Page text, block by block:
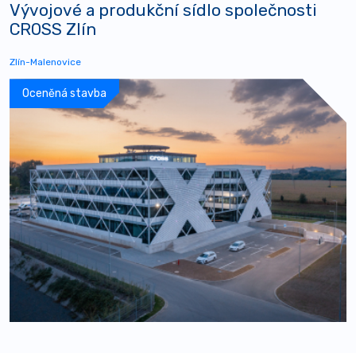
Vývojové a produkční sídlo společnosti
CROSS Zlín
Zlín-Malenovice
Oceněná stavba